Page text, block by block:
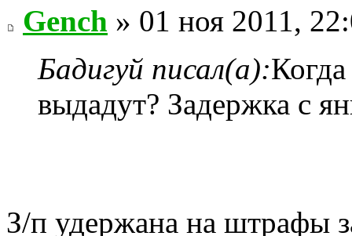
Gench » 01 ноя 2011,
Бадигуй писал(а):
выдадут? Задержка с
З/п удержана на штрафы